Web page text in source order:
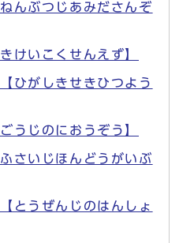
んぶつじあみださんぞ
けいこくせんえず】
ひがしきせきひつよう
うじのにおうぞう】
さいじほんどうがいぶ
とうぜんじのはんしょ